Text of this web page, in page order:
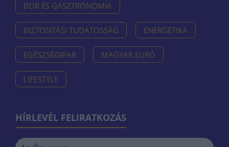
BOR ÉS GASZTRONÓMIA
BIZTOSÍTÁSI TUDATOSSÁG ENERGETIKA
EGÉSZSÉGIPAR MAGYAR EURÓ
LIFESTYLE
HÍRLEVÉL FELIRATKOZÁS